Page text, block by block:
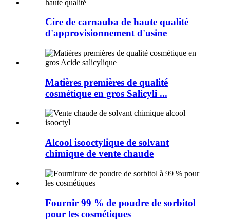
Cire de carnauba de haute qualité
d'approvisionnement d'usine
Matières premières de qualité
cosmétique en gros Salicyli ...
Alcool isooctylique de solvant
chimique de vente chaude
Fournir 99 % de poudre de sorbitol
pour les cosmétiques